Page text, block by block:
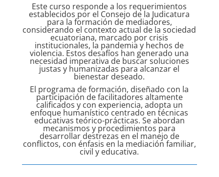
Este curso responde a los requerimientos
establecidos por el Consejo de la Judicatura
para la formación de mediadores,
considerando el contexto actual de la sociedad
ecuatoriana, marcado por crisis
institucionales, la pandemia y hechos de
violencia. Estos desafíos han generado una
necesidad imperativa de buscar soluciones
justas y humanizadas para alcanzar el
bienestar deseado.
El programa de formación, diseñado con la
participación de facilitadores altamente
calificados y con experiencia, adopta un
enfoque humanístico centrado en técnicas
educativas teórico-prácticas. Se abordan
mecanismos y procedimientos para
desarrollar destrezas en el manejo de
conflictos, con énfasis en la mediación familiar,
civil y educativa.